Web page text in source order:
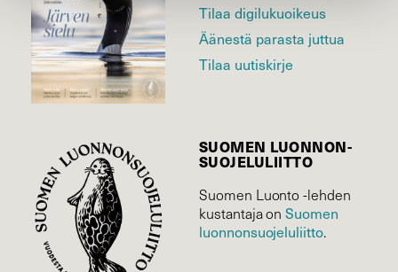
Tilaa digilukuoikeus
Äänestä parasta juttua
Tilaa uutiskirje
SUOMEN LUONNON­
SUOJELU­LIITTO
Suomen Luonto -lehden
kustantaja onSuomen
luonnonsuojelu­liitto.